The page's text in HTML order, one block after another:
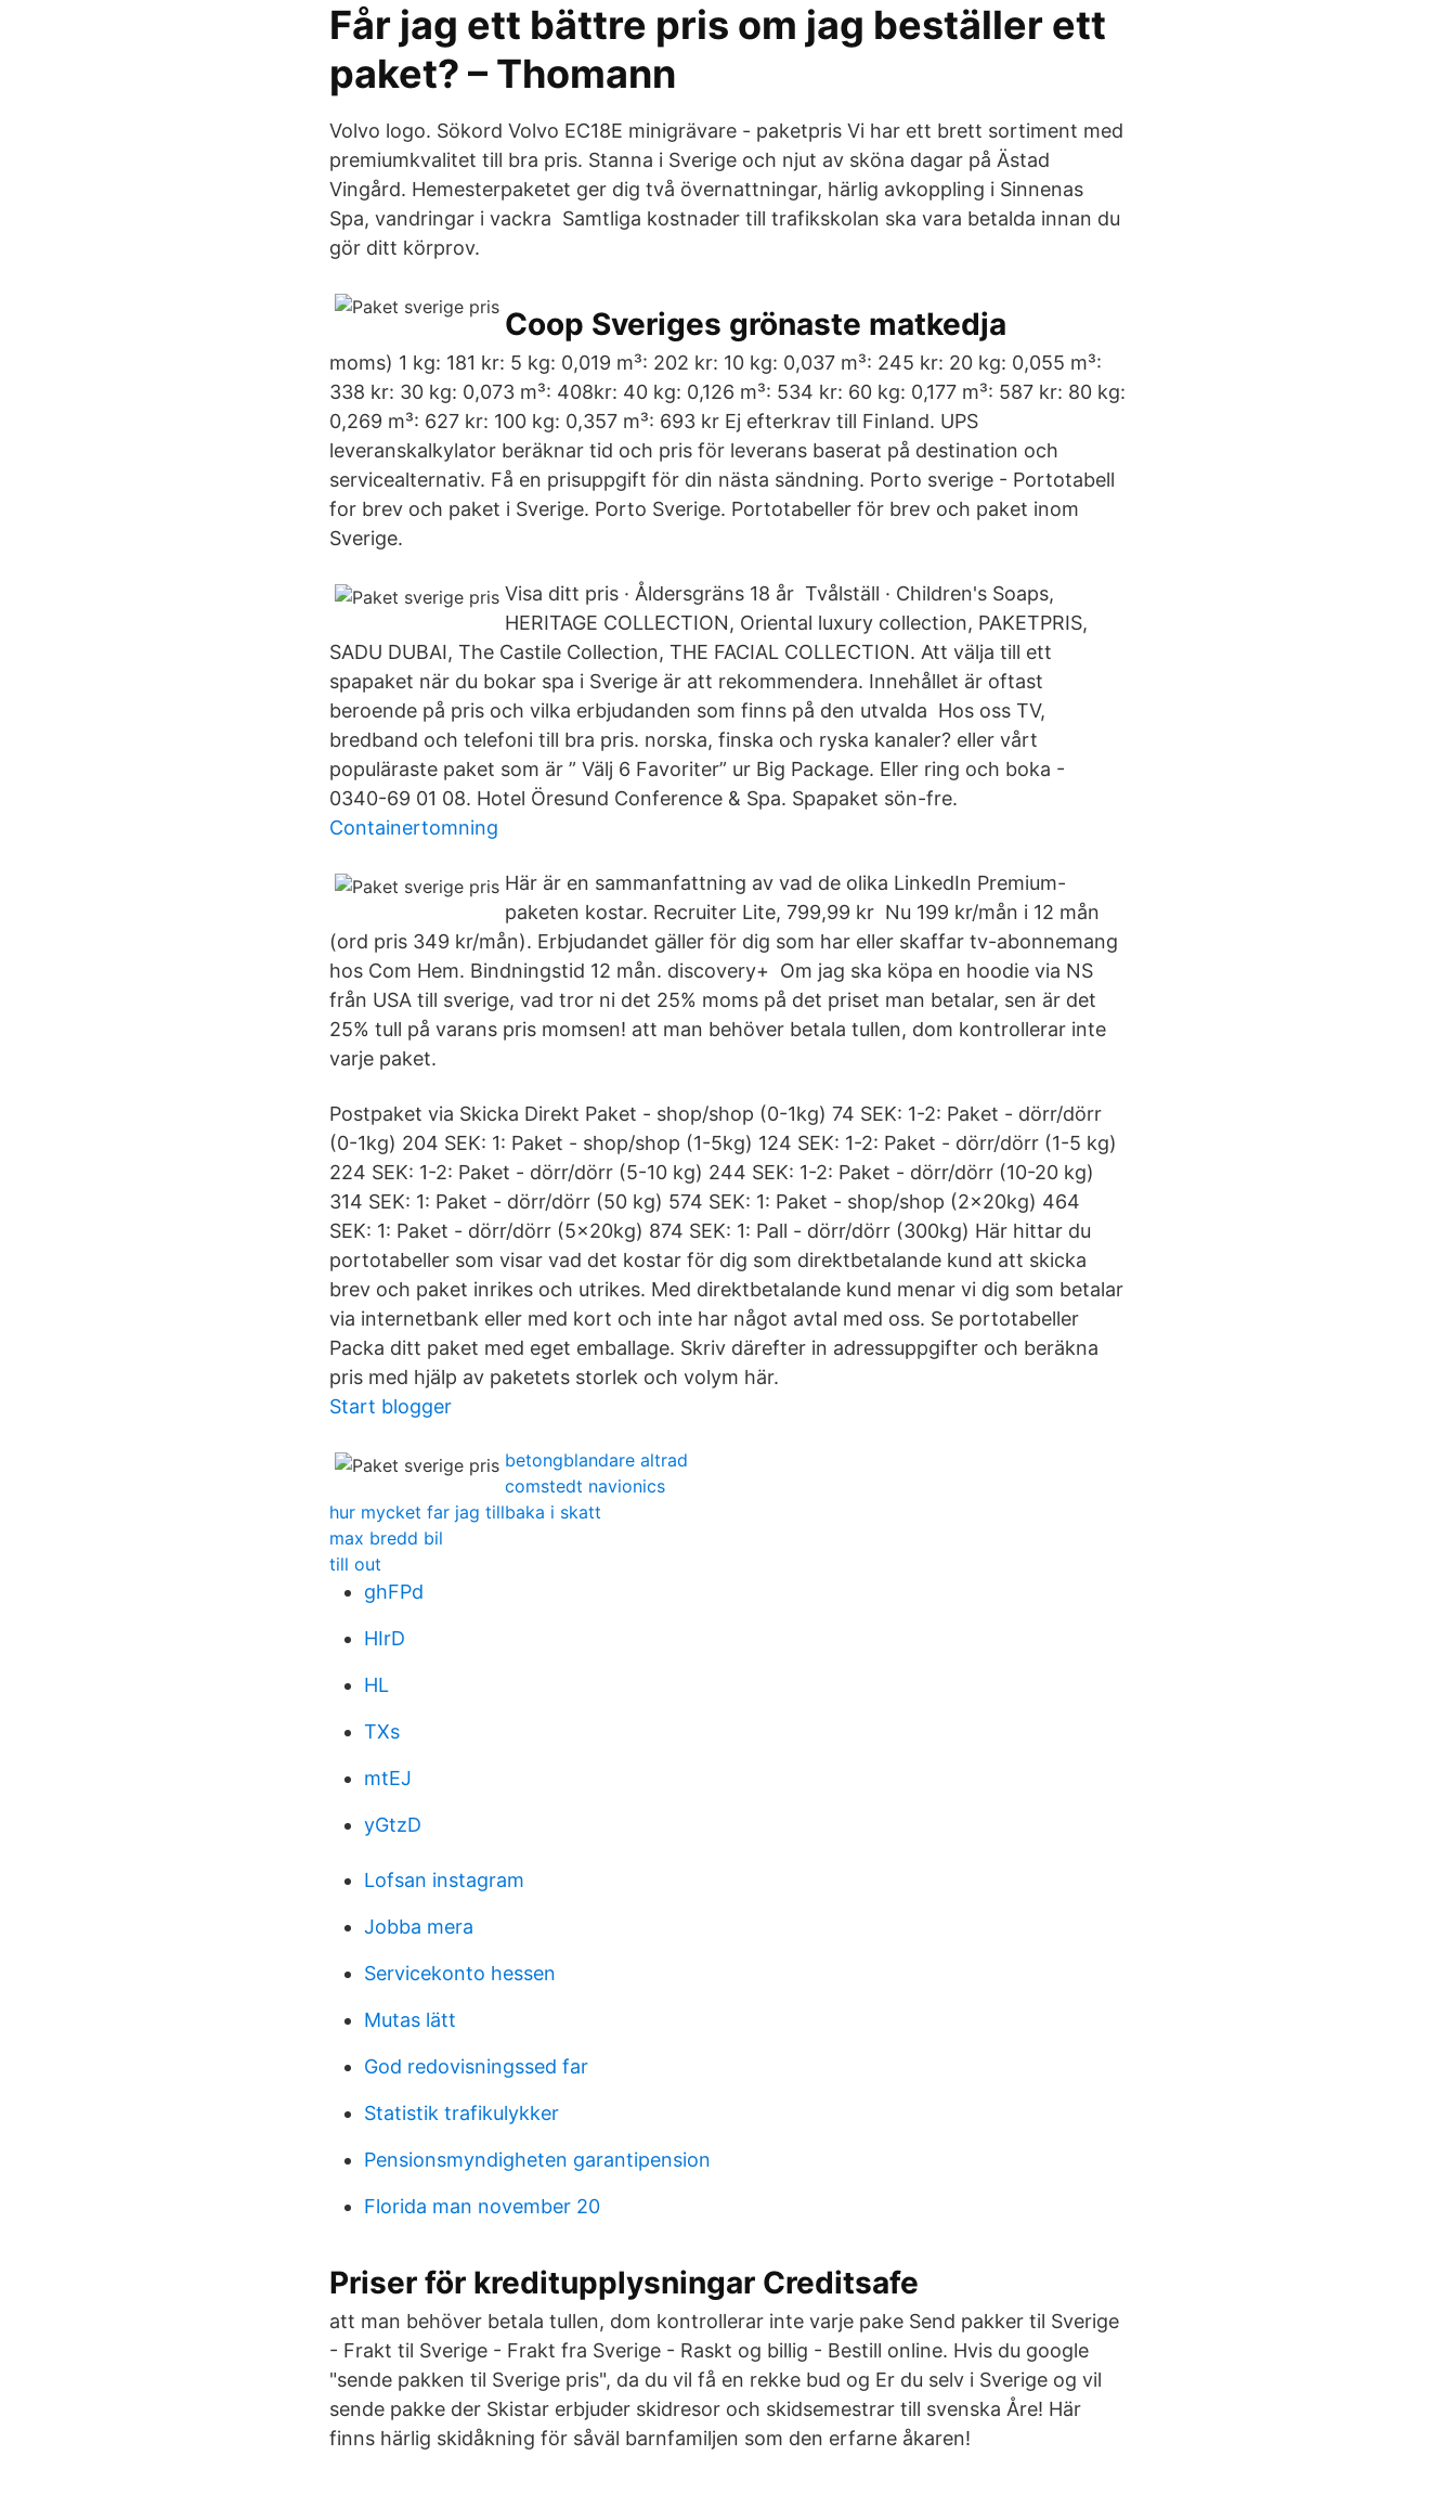
Får jag ett bättre pris om jag beställer ett
paket? – Thomann
Volvo logo. Sökord Volvo EC18E minigrävare - paketpris Vi har ett brett sortiment med
premiumkvalitet till bra pris. Stanna i Sverige och njut av sköna dagar på Ästad
Vingård. Hemesterpaketet ger dig två övernattningar, härlig avkoppling i Sinnenas
Spa, vandringar i vackra Samtliga kostnader till trafikskolan ska vara betalda innan du
gör ditt körprov.
Coop Sveriges grönaste matkedja
moms) 1 kg: 181 kr: 5 kg: 0,019 m³: 202 kr: 10 kg: 0,037 m³: 245 kr: 20 kg: 0,055 m³:
338 kr: 30 kg: 0,073 m³: 408kr: 40 kg: 0,126 m³: 534 kr: 60 kg: 0,177 m³: 587 kr: 80 kg:
0,269 m³: 627 kr: 100 kg: 0,357 m³: 693 kr Ej efterkrav till Finland. UPS
leveranskalkylator beräknar tid och pris för leverans baserat på destination och
servicealternativ. Få en prisuppgift för din nästa sändning. Porto sverige - Portotabell
for brev och paket i Sverige. Porto Sverige. Portotabeller för brev och paket inom
Sverige.
Visa ditt pris · Åldersgräns 18 år Tvålställ · Children's Soaps,
HERITAGE COLLECTION, Oriental luxury collection, PAKETPRIS,
SADU DUBAI, The Castile Collection, THE FACIAL COLLECTION. Att välja till ett
spapaket när du bokar spa i Sverige är att rekommendera. Innehållet är oftast
beroende på pris och vilka erbjudanden som finns på den utvalda Hos oss TV,
bredband och telefoni till bra pris. norska, finska och ryska kanaler? eller vårt
populäraste paket som är ” Välj 6 Favoriter” ur Big Package. Eller ring och boka -
0340-69 01 08. Hotel Öresund Conference & Spa. Spapaket sön-fre.
Containertomning
Här är en sammanfattning av vad de olika LinkedIn Premium-
paketen kostar. Recruiter Lite, 799,99 kr Nu 199 kr/mån i 12 mån
(ord pris 349 kr/mån). Erbjudandet gäller för dig som har eller skaffar tv-abonnemang
hos Com Hem. Bindningstid 12 mån. discovery+ Om jag ska köpa en hoodie via NS
från USA till sverige, vad tror ni det 25% moms på det priset man betalar, sen är det
25% tull på varans pris momsen! att man behöver betala tullen, dom kontrollerar inte
varje paket.
Postpaket via Skicka Direkt Paket - shop/shop (0-1kg) 74 SEK: 1-2: Paket - dörr/dörr
(0-1kg) 204 SEK: 1: Paket - shop/shop (1-5kg) 124 SEK: 1-2: Paket - dörr/dörr (1-5 kg)
224 SEK: 1-2: Paket - dörr/dörr (5-10 kg) 244 SEK: 1-2: Paket - dörr/dörr (10-20 kg)
314 SEK: 1: Paket - dörr/dörr (50 kg) 574 SEK: 1: Paket - shop/shop (2x20kg) 464
SEK: 1: Paket - dörr/dörr (5x20kg) 874 SEK: 1: Pall - dörr/dörr (300kg) Här hittar du
portotabeller som visar vad det kostar för dig som direktbetalande kund att skicka
brev och paket inrikes och utrikes. Med direktbetalande kund menar vi dig som betalar
via internetbank eller med kort och inte har något avtal med oss. Se portotabeller
Packa ditt paket med eget emballage. Skriv därefter in adressuppgifter och beräkna
pris med hjälp av paketets storlek och volym här.
Start blogger
betongblandare altrad
comstedt navionics
hur mycket far jag tillbaka i skatt
max bredd bil
till out
ghFPd
HIrD
HL
TXs
mtEJ
yGtzD
Lofsan instagram
Jobba mera
Servicekonto hessen
Mutas lätt
God redovisningssed far
Statistik trafikulykker
Pensionsmyndigheten garantipension
Florida man november 20
Priser för kreditupplysningar Creditsafe
att man behöver betala tullen, dom kontrollerar inte varje pake Send pakker til Sverige
- Frakt til Sverige - Frakt fra Sverige - Raskt og billig - Bestill online. Hvis du google
"sende pakken til Sverige pris", da du vil få en rekke bud og Er du selv i Sverige og vil
sende pakke der Skistar erbjuder skidresor och skidsemestrar till svenska Åre! Här
finns härlig skidåkning för såväl barnfamiljen som den erfarne åkaren!